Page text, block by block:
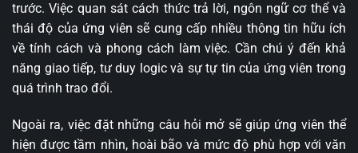
trước. Việc quan sát cách thức trả lời, ngôn ngữ cơ thể và
thái độ của ứng viên sẽ cung cấp nhiều thông tin hữu ích
về tính cách và phong cách làm việc. Cần chú ý đến khả
năng giao tiếp, tư duy logic và sự tự tin của ứng viên trong
quá trình trao đổi.
Ngoài ra, việc đặt những câu hỏi mở sẽ giúp ứng viên thể
hiện được tầm nhìn, hoài bão và mức độ phù hợp với văn